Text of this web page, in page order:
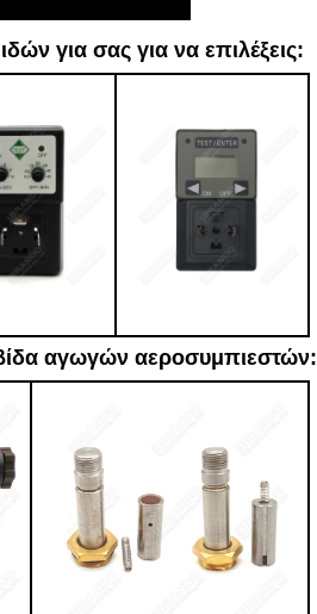
για σας για να επιλέξεις:
αγωγών αεροσυμπιεστών: